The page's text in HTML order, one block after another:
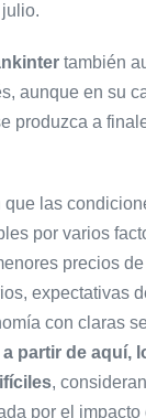
también
aunque en su
produzca a
que las
por varios
precios
expectativas
con claras
a partir de aquí,
,
por el